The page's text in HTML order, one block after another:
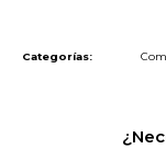
Categorías: